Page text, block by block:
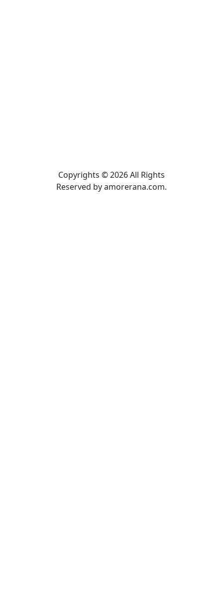
Copyrights © 2026 All Rights
Reserved by amorerana.com.